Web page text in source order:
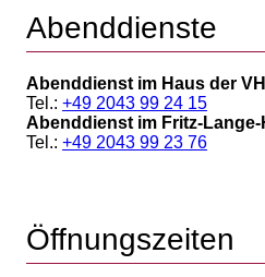
Abenddienste
Abenddienst im Haus der
Tel.: +49 2043 99 24 15
Abenddienst im Fritz-Lange-
Tel.: +49 2043 99 23 76
Öffnungszeiten